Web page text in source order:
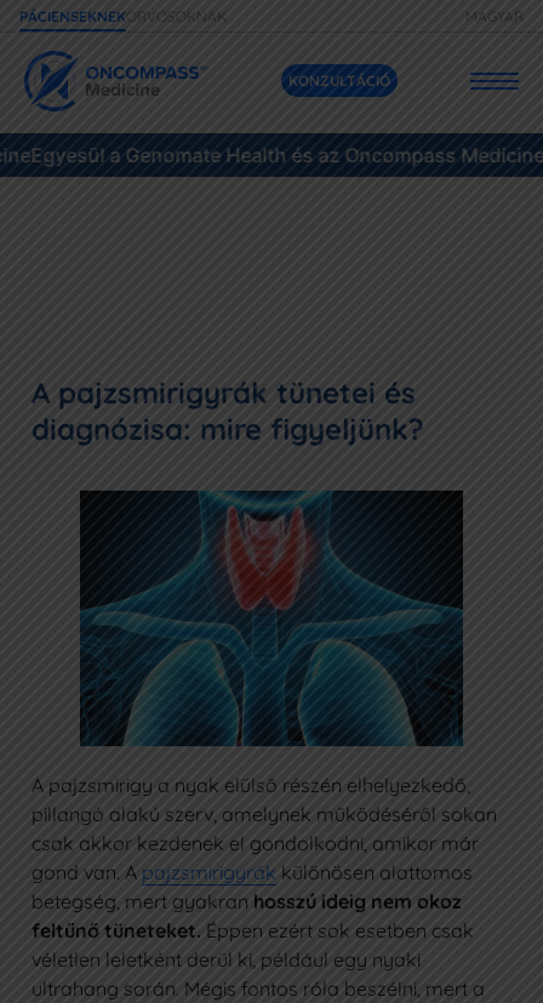
PÁCIENSEKNEKORVOSOKNAK MAGYAR
KONZULTÁCIÓ
Szolgáltatásaink
Gyakori kérdések
IDŐPONTFOGLALÁS
Az Oncompass
+36 1 7733 777
info@ocm.hu
Budapest II., Retek utca 34.
Pályázatok
a Genomate Health és az Oncompass MedicineEgyesül a
A pajzsmirigyrák tünetei és
diagnózisa: mire figyeljünk?
A pajzsmirigy a nyak elülső részén elhelyezkedő,
pillangó alakú szerv, amelynek működéséről sokan
csak akkor kezdenek el gondolkodni, amikor már
gond van. A pajzsmirigyrák különösen alattomos
betegség, mert gyakran hosszú ideig nem okoz
feltűnő tüneteket. Éppen ezért sok esetben csak
véletlen leletként derül ki, például egy nyaki
ultrahang során. Mégis fontos róla beszélni, mert a